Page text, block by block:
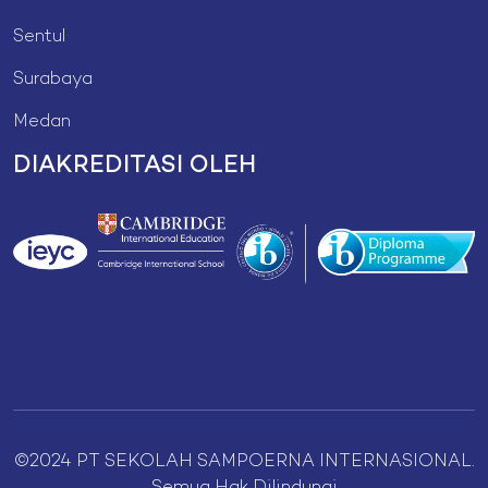
Sentul
Surabaya
Medan
DIAKREDITASI OLEH
©2024 PT SEKOLAH SAMPOERNA INTERNASIONAL.